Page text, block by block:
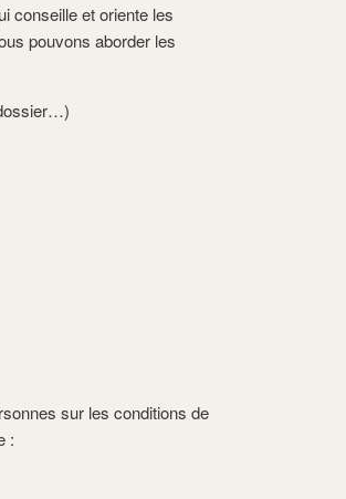
conseille et oriente les
pouvons aborder les
sur les conditions de
: